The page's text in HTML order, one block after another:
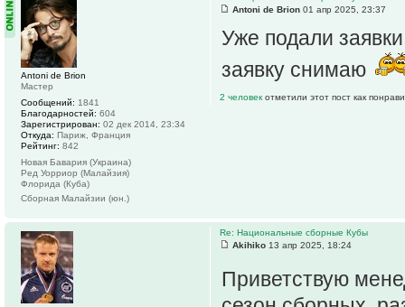
Antoni de Brion 01 апр 2025, 23:37
Уже подали
заявку снимаю
2 человек отметили этот пост как
Antoni de Brion
Мастер
Сообщений: 1841
Благодарностей: 604
Зарегистрирован: 02 дек 2014, 23:34
Откуда: Париж, Франция
Рейтинг: 842
Новая Бавария (Украина)
Ред Уорриор (Малайзия)
Флорида (Куба)
Сборная Малайзии (юн.)
Re: Национальные сборные Кубы
Akihiko 13 апр 2025, 18:24
Приветствую